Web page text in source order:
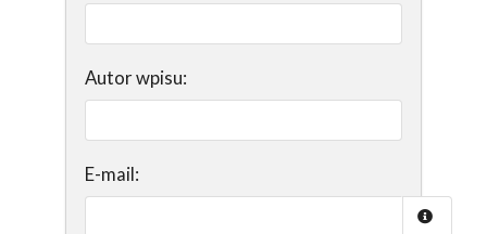
Autor wpisu:
E-mail: